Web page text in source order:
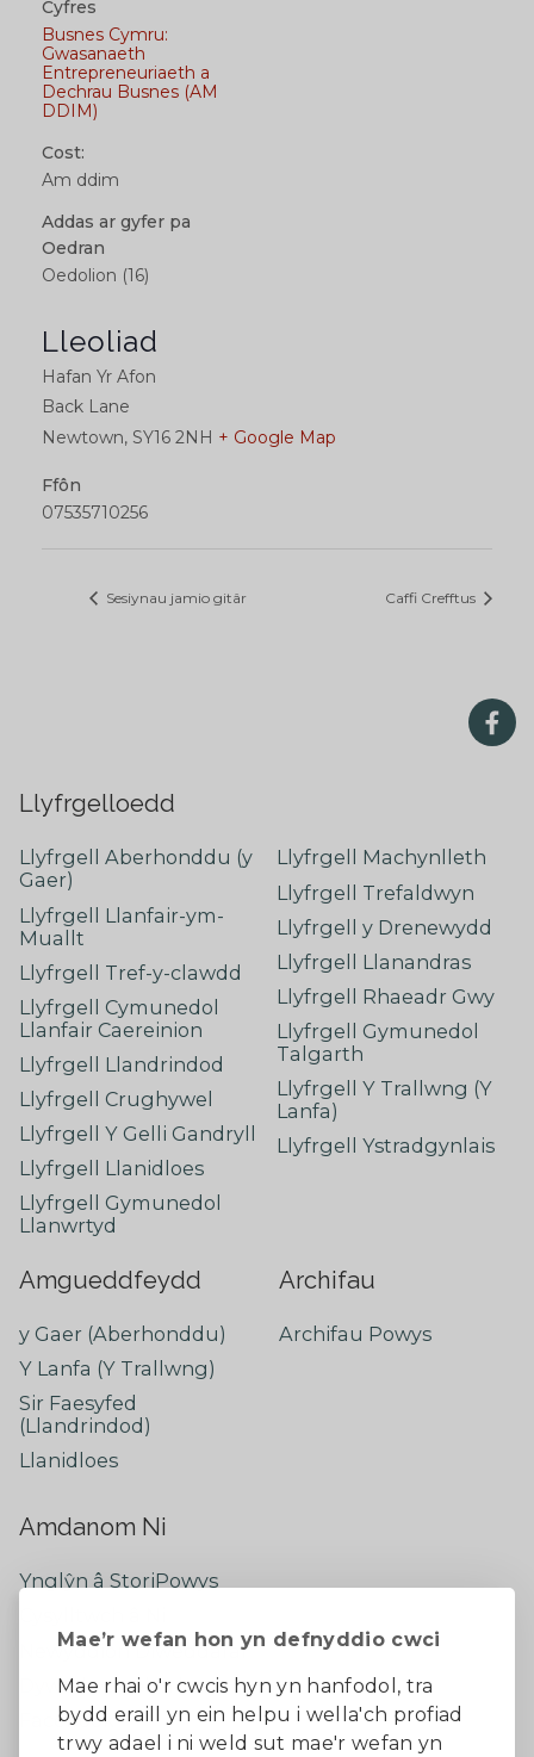
Mae’r wefan hon yn defnyddio cwci
Mae rhai o'r cwcis hyn yn hanfodol, tra
bydd eraill yn ein helpu i wella'ch profiad
trwy adael i ni weld sut mae'r wefan yn
Cyfres
Busnes Cymru:
Gwasanaeth
Entrepreneuriaeth a
Dechrau Busnes (AM
DDIM)
Cost:
Am ddim
Addas ar gyfer pa
Oedran
Oedolion (16)
Lleoliad
Hafan Yr Afon
Back Lane
Newtown, SY16 2NH + Google Map
Ffôn
07535710256
Sesiynau jamio gitâr Caffi Crefftus
Llyfrgelloedd
Llyfrgell Aberhonddu (y
Gaer)
Llyfrgell Llanfair-ym-
Muallt
Llyfrgell Tref-y-clawdd
Llyfrgell Cymunedol
Llanfair Caereinion
Llyfrgell Llandrindod
Llyfrgell Crughywel
Llyfrgell Y Gelli Gandryll
Llyfrgell Llanidloes
Llyfrgell Gymunedol
Llanwrtyd
Llyfrgell Machynlleth
Llyfrgell Trefaldwyn
Llyfrgell y Drenewydd
Llyfrgell Llanandras
Llyfrgell Rhaeadr Gwy
Llyfrgell Gymunedol
Talgarth
Llyfrgell Y Trallwng (Y
Lanfa)
Llyfrgell Ystradgynlais
Amgueddfeydd
y Gaer (Aberhonddu)
Y Lanfa (Y Trallwng)
Sir Faesyfed
(Llandrindod)
Llanidloes
Archifau
Archifau Powys
Amdanom Ni
Ynglŷn â StoriPowys
Newyddion Diweddaraf
Dywedwch eich barn
Facebook